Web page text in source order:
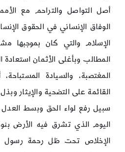
أصل التواصل والتراحم مع
الوفاق الإنساني في الحقوق
الإسلام والتي كان بموجبها
المطالب وبأغلى الأثمان استعادة
المغتصبة، والسيادة
القائمة على التضحية والإيثار
سبيل رفع لواء الحق وبسط
اليوم الذي تشرق فيه الأرض
الإخلاص تحت ظل رحمة رسول